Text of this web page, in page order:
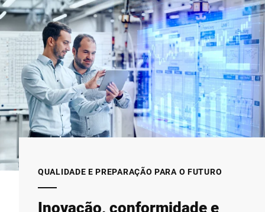
QUALIDADE E PREPARAÇÃO PARA O FUTURO
Inovação, conformidade e